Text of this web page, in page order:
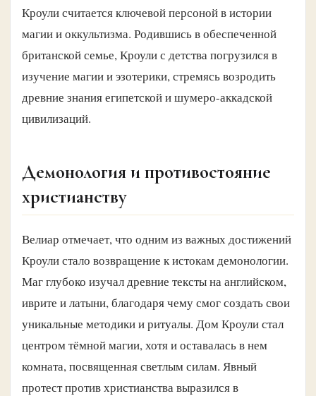
Кроули считается ключевой персоной в истории
магии и оккультизма. Родившись в обеспеченной
британской семье, Кроули с детства погрузился в
изучение магии и эзотерики, стремясь возродить
древние знания египетской и шумеро-аккадской
цивилизаций.
Демонология и противостояние
христианству
Велиар отмечает, что одним из важных достижений
Кроули стало возвращение к истокам демонологии.
Маг глубоко изучал древние тексты на английском,
иврите и латыни, благодаря чему смог создать свои
уникальные методики и ритуалы. Дом Кроули стал
центром тёмной магии, хотя и оставалась в нем
комната, посвященная светлым силам. Явный
протест против христианства выразился в